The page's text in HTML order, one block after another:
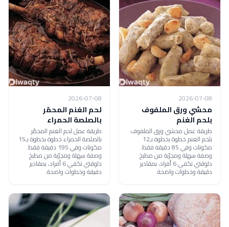
2026-07-08
محشي ورق الملفوف
بلحم الغنم
طريقة عمل محشي ورق الملفوف
بلحم الغنم خطوة بخطوة بـ12
مكونات وفي 85 دقيقة فقط.
وصفة سهلة ومجرّبة من مطبخ
دلوقتي تكفي 6 أفراد، بمقادير
دقيقة وخطوات واضحة.
2026-07-08
لحم الغنم المحمّر
بالصلصة الحمراء
طريقة عمل لحم الغنم المحمّر
بالصلصة الحمراء خطوة بخطوة بـ15
مكونات وفي 195 دقيقة فقط.
وصفة سهلة ومجرّبة من مطبخ
دلوقتي تكفي 6 أفراد، بمقادير
دقيقة وخطوات واضحة.